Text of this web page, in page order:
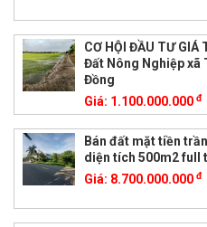
CƠ HỘI ĐẦU TƯ GIÁ
Đất Nông Nghiệp xã
Đồng
Giá: 1.100.000.000 đ
Bán đất mặt tiền
diện tích 500m2 full
Giá: 8.700.000.000 đ